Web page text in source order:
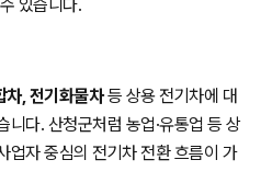
있습니다.
차, 전기화물차등 상용 전기차에 대
니다. 산청군처럼 농업·유통업 등 상
업자 중심의 전기차 전환 흐름이 가